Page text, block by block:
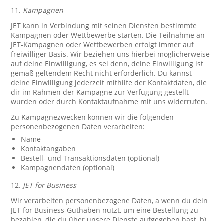
11. Kampagnen
JET kann in Verbindung mit seinen Diensten bestimmte
Kampagnen oder Wettbewerbe starten. Die Teilnahme an
JET-Kampagnen oder Wettbewerben erfolgt immer auf
freiwilliger Basis. Wir beziehen uns hierbei möglicherweise
auf deine Einwilligung, es sei denn, deine Einwilligung ist
gemäß geltendem Recht nicht erforderlich. Du kannst
deine Einwilligung jederzeit mithilfe der Kontaktdaten, die
dir im Rahmen der Kampagne zur Verfügung gestellt
wurden oder durch Kontaktaufnahme mit uns widerrufen.
Zu Kampagnezwecken können wir die folgenden
personenbezogenen Daten verarbeiten:
Name
Kontaktangaben
Bestell- und Transaktionsdaten (optional)
Kampagnendaten (optional)
12. JET for Business
Wir verarbeiten personenbezogene Daten, a wenn du dein
JET for Business-Guthaben nutzt, um eine Bestellung zu